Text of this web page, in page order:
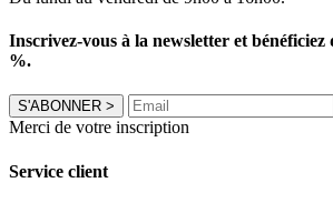
Inscrivez-vous à la newsletter et
%.
S'ABONNER >
Merci de votre inscription
Service client